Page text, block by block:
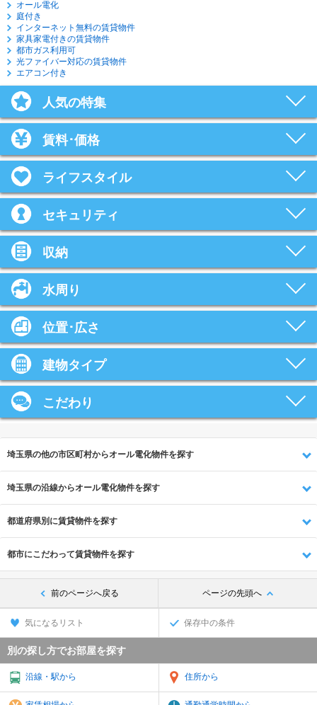
オール電化
庭付き
インターネット無料の賃貸物件
家具家電付きの賃貸物件
都市ガス利用可
光ファイバー対応の賃貸物件
エアコン付き
人気の特集
賃料･価格
ライフスタイル
セキュリティ
収納
水周り
位置･広さ
建物タイプ
こだわり
埼玉県の他の市区町村からオール電化物件を探す
埼玉県の沿線からオール電化物件を探す
都道府県別に賃貸物件を探す
都市にこだわって賃貸物件を探す
前のページへ戻る ページの先頭へ
気になるリスト 保存中の条件
別の探し方でお部屋を探す
沿線・駅から 住所から